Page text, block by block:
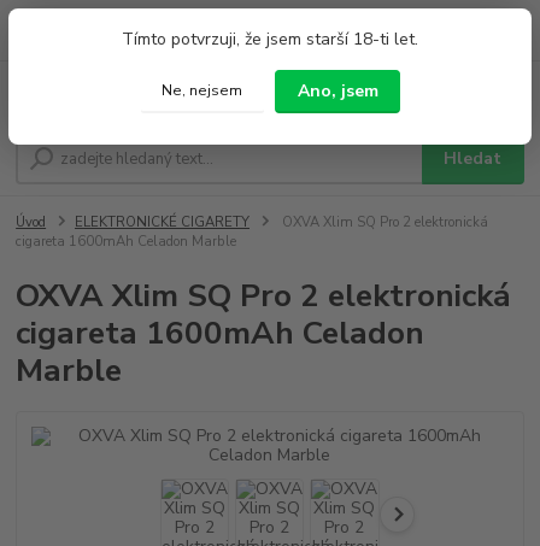
Tímto potvrzuji, že jsem starší 18-ti let.
Ne, nejsem Ano, jsem
Hledat
Po - Pá 9:00 - 19:00 So 9:00 - 14:00
Úvod ELEKTRONICKÉ CIGARETY
OXVA Xlim SQ Pro 2 elektronická
cigareta 1600mAh Celadon Marble
OXVA Xlim SQ Pro 2 elektronická
cigareta 1600mAh Celadon
Marble